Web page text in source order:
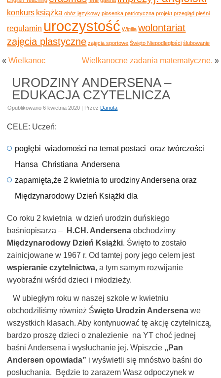
konkurs książka obóz językowy piosenka patriotyczna projekt przegląd pieśni
regulamin uroczystość Wigilia wolontariat
zajęcia plastyczne zajęcia sportowe Święto Niepodległości ślubowanie
«Wielkanoc Wielkanocne zadania matematyczne. »
URODZINY ANDERSENA –
EDUKACJA CZYTELNICZA
Opublikowano 6 kwietnia 2020 | Przez Danuta
CELE: Uczeń:
pogłębi wiadomości na temat postaci oraz twórczości
Hansa Christiana Andersena
zapamięta,że 2 kwietnia to urodziny Andersena oraz
Międzynarodowy Dzień Książki dla
Co roku 2 kwietnia w dzień urodzin duńskiego
baśniopisarza –
H.CH. Andersenaobchodzimy
Międzynarodowy Dzień Książki. Święto to zostało
zainicjowane w 1967 r. Od tamtej pory jego celem jest
wspieranie czytelnictwa,a tym samym rozwijanie
wyobraźni wśród dzieci i młodzieży.
W ubiegłym roku w naszej szkole w kwietniu
obchodziliśmy również Święto Urodzin Andersena we
wszystkich klasach. Aby kontynuować tę akcję czytelniczą,
bardzo proszę dzieci o znalezienie na YT choć jednej
baśni Andersena i wysłuchanie jej. Wpiszcie ,,Pan
Andersen opowiada” i wyświetli się mnóstwo baśni do
posłuchania. Będzie to zarazem Wasz odpoczynek w